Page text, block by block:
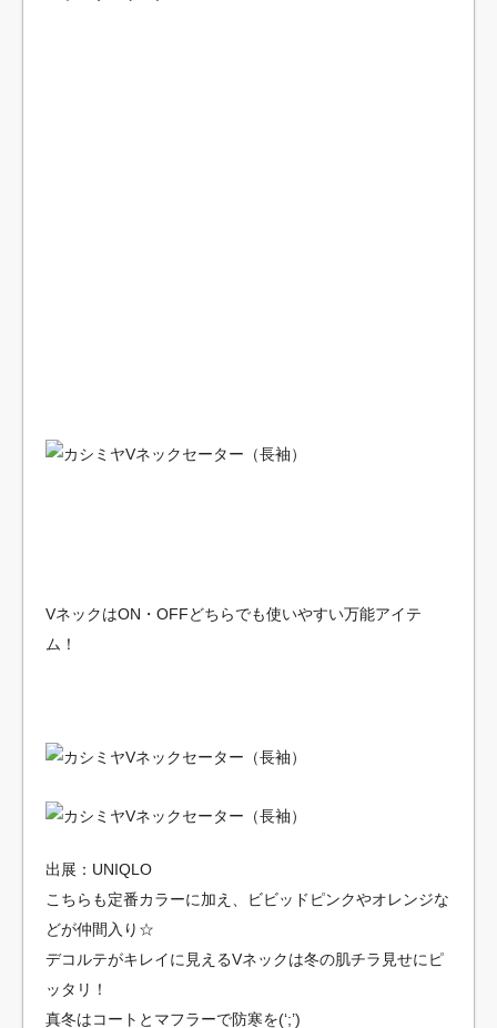
VネックはON・OFFどちらでも使いやすい万能アイテ
ム！
出展：UNIQLO
こちらも定番カラーに加え、ビビッドピンクやオレンジな
どが仲間入り☆
デコルテがキレイに見えるVネックは冬の肌チラ見せにピ
ッタリ！
真冬はコートとマフラーで防寒を(‘;’)